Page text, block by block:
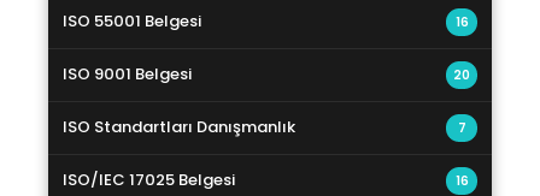
ISO 55001 Belgesi 16
ISO 9001 Belgesi 20
ISO Standartları Danışmanlık 7
ISO/IEC 17025 Belgesi 16